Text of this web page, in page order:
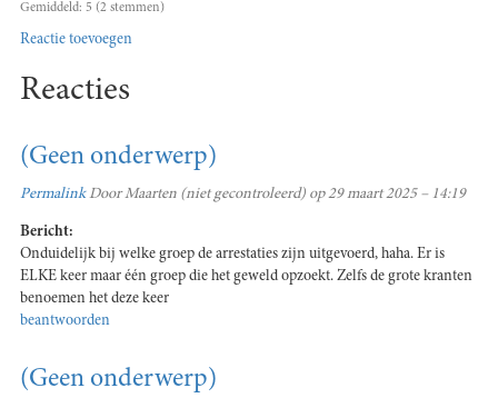
Gemiddeld: 5 (2 stemmen)
Reactie toevoegen
Reacties
(Geen onderwerp)
PermalinkDoorMaarten (niet gecontroleerd) op 29 maart 2025 – 14:19
Bericht:
Onduidelijk bij welke groep de arrestaties zijn uitgevoerd, haha. Er is
ELKE keer maar één groep die het geweld opzoekt. Zelfs de grote kranten
benoemen het deze keer
beantwoorden
(Geen onderwerp)